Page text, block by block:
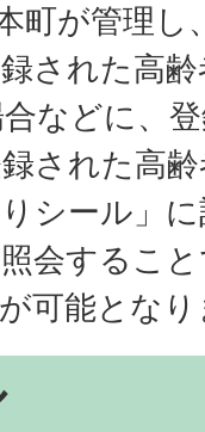
町が管理し
された高
などに、
された高
シール」
会するこ
可能とな